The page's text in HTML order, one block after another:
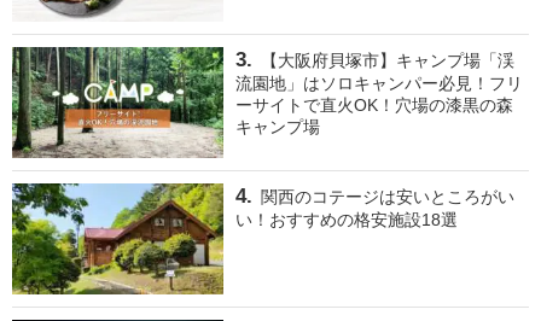
【大阪府貝塚市】キャンプ場「渓
流園地」はソロキャンパー必見！フリ
ーサイトで直火OK！穴場の漆黒の森
キャンプ場
関西のコテージは安いところがい
い！おすすめの格安施設18選